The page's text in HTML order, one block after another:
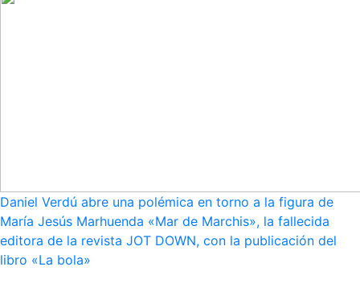
Daniel Verdú abre una polémica en torno a la figura de
María Jesús Marhuenda «Mar de Marchis», la fallecida
editora de la revista JOT DOWN, con la publicación del
libro «La bola»